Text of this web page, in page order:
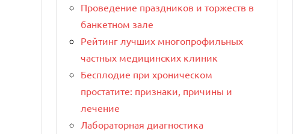
Проведение праздников и торжеств в
банкетном зале
Рейтинг лучших многопрофильных
частных медицинских клиник
Бесплодие при хроническом
простатите: признаки, причины и
лечение
Лабораторная диагностика